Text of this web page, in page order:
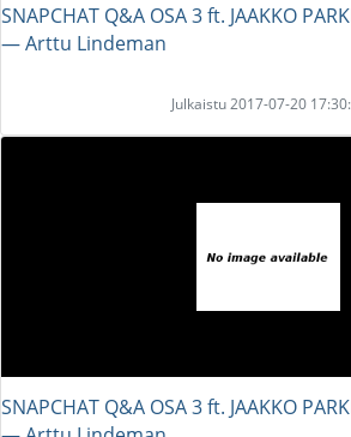
SNAPCHAT Q&A OSA 3 ft. JAAKKO
― Arttu Lindeman
Julkaistu 2017-07-20
SNAPCHAT Q&A OSA 3 ft. JAAKKO